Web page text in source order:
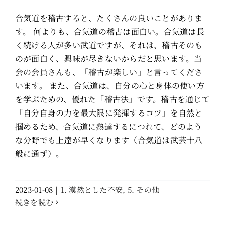
About
>日本語
合気道を稽古すると、たくさんの良いことがありま
す。 何よりも、合気道の稽古は面白い。合気道は長
く続ける人が多い武道ですが、それは、稽古そのも
のが面白く、興味が尽きないからだと思います。当
会の会員さんも、「稽古が楽しい」と言ってくださ
います。 また、合気道は、自分の心と身体の使い方
を学ぶための、優れた「稽古法」です。稽古を通じて
「自分自身の力を最大限に発揮するコツ」を自然と
掴めるため、合気道に熟達するにつれて、どのよう
な分野でも上達が早くなります（合気道は武芸十八
般に通ず）。
2023-01-08 | 1. 漠然とした不安, 5. その他
続きを読む